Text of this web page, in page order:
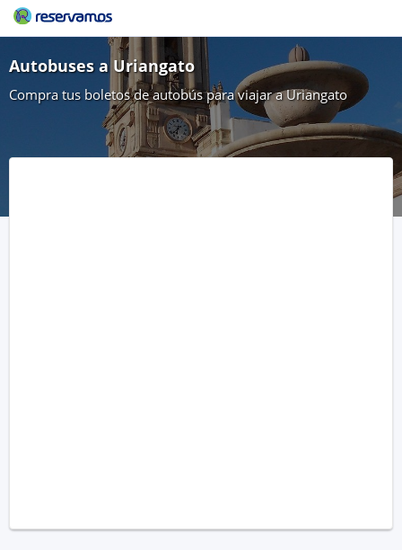
Autobuses a Uriangato
Compra tus boletos de autobús para viajar a Uriangato